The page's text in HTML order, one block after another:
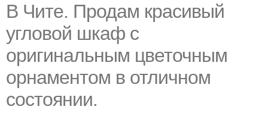
В Чите. Продам красивый
угловой шкаф с
оригинальным цветочным
орнаментом в отличном
состоянии.